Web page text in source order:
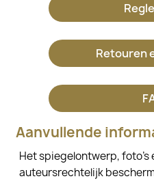
Retouren
Aanvullende
Het spiegelontwerp, foto's
auteursrechtelijk